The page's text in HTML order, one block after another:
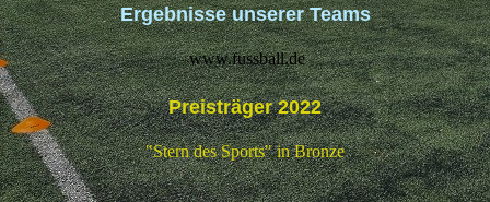
Ergebnisse unserer Teams
www.fussball.de
Preisträger 2022
"Stern des Sports" in Bronze